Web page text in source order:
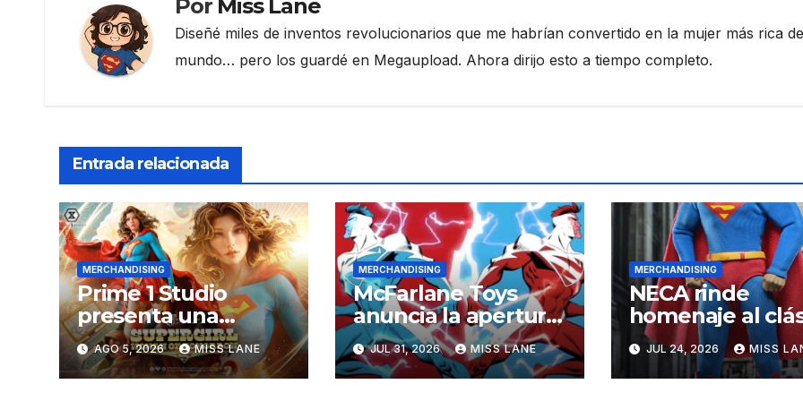
Por Miss Lane
Diseñé miles de inventos revolucionarios que me habrían convertido en la mujer más rica
mundo… pero los guardé en Megaupload. Ahora dirijo esto a tiempo completo.
Entrada relacionada
MERCHANDISING
Prime 1 Studio
presenta una
estatua de lujo de
«Supergirl: La Mujer
del Mañana»
AGO 5, 2026 MISS LANE
MERCHANDISING
McFarlane Toys
anuncia la apertura
de la preventa de
las figuras de acción
«Superman Rojo» y
JUL 31, 2026 MISS LANE
MERCHANDISING
NECA rinde
homenaje al
Superman de
Christopher
JUL 24, 2026 MISS